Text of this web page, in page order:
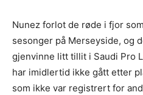
Nunez forlot de røde i fjor
sesonger på Merseyside, og
gjenvinne litt tillit i Saudi Pro
har imidlertid ikke gått etter
som ikke var registrert for